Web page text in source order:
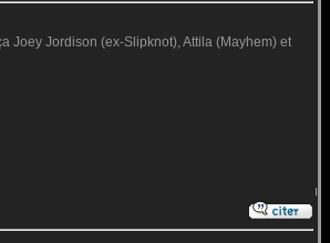
Joey Jordison (ex-Slipknot), Attila (Mayhem) et